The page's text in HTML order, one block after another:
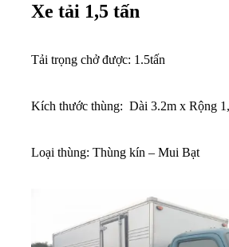
Xe tải 1,5 tấn
Tải trọng chở được: 1.5tấn
Kích thước thùng: Dài 3.2m x Rộng
Loại thùng: Thùng kín – Mui Bạt